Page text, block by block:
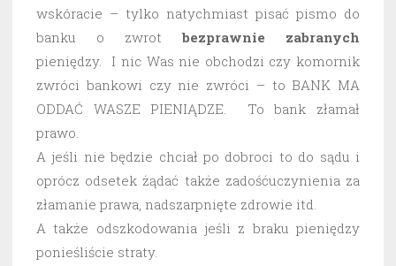
wskóracie – tylko natychmiast pisać pismo do
banku o zwrot bezprawnie
zabranych
pieniędzy. I nic Was nie obchodzi czy komornik
zwróci bankowi czy nie zwróci – to BANK MA
ODDAĆ WASZE PIENIĄDZE. To bank złamał
prawo.
A jeśli nie będzie chciał po dobroci to do sądu i
oprócz odsetek żądać także zadośćuczynienia za
złamanie prawa, nadszarpnięte zdrowie itd.
A także odszkodowania jeśli z braku pieniędzy
ponieśliście straty.